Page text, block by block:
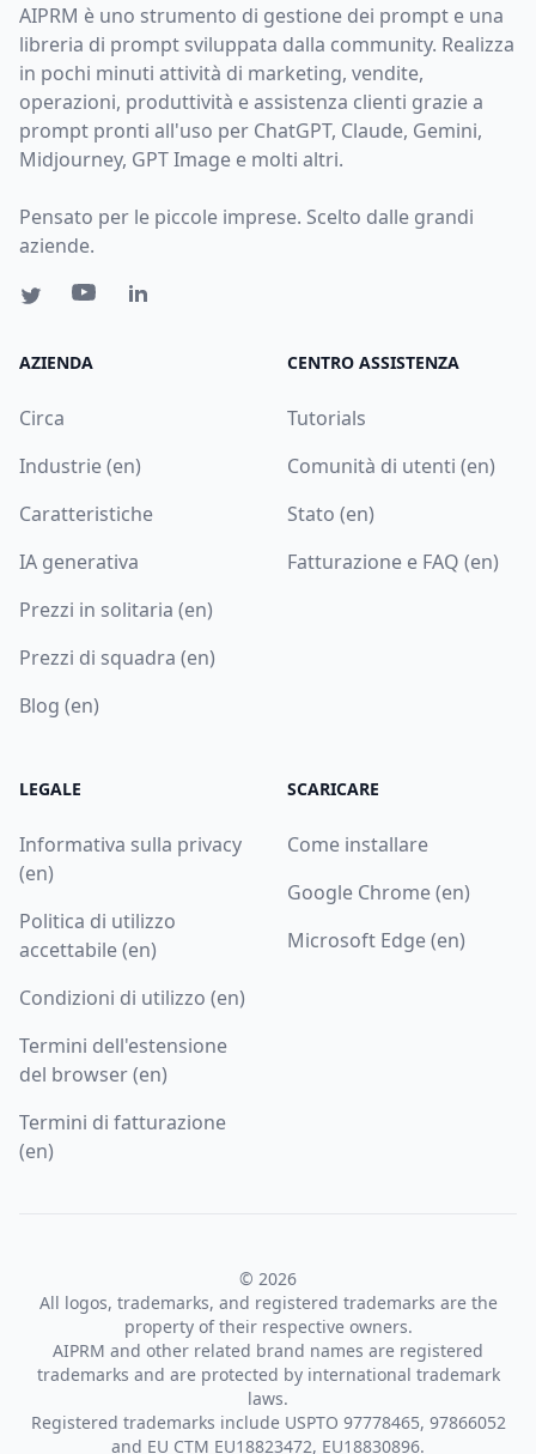
AIPRM è uno strumento di gestione dei prompt e una
libreria di prompt sviluppata dalla community. Realizza
in pochi minuti attività di marketing, vendite,
operazioni, produttività e assistenza clienti grazie a
prompt pronti all'uso per ChatGPT, Claude, Gemini,
Midjourney, GPT Image e molti altri.
Pensato per le piccole imprese. Scelto dalle grandi
aziende.
AZIENDA
Circa
Industrie (en)
Caratteristiche
IA generativa
Prezzi in solitaria (en)
Prezzi di squadra (en)
Blog (en)
CENTRO ASSISTENZA
Tutorials
Comunità di utenti (en)
Stato (en)
Fatturazione e FAQ (en)
LEGALE
Informativa sulla privacy
(en)
Politica di utilizzo
accettabile (en)
Condizioni di utilizzo (en)
Termini dell'estensione
del browser (en)
Termini di fatturazione
(en)
SCARICARE
Come installare
Google Chrome (en)
Microsoft Edge (en)
© 2026
All logos, trademarks, and registered trademarks are the
property of their respective owners.
AIPRM and other related brand names are registered
trademarks and are protected by international trademark
laws.
Registered trademarks include USPTO 97778465, 97866052
and EU CTM EU18823472, EU18830896.